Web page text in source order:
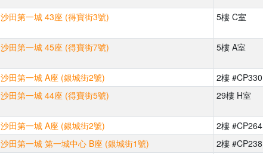
沙田第一城 43座 (得寶街3號) 5樓 C室
沙田第一城 45座 (得寶街7號) 5樓 A室
沙田第一城 A座 (銀城街2號) 2樓 #CP330
沙田第一城 44座 (得寶街5號) 29樓 H室
沙田第一城 A座 (銀城街2號) 2樓 #CP264
沙田第一城 第一城中心 B座 (銀城街1號) 2樓 #CP238